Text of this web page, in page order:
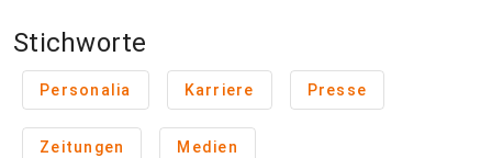
Stichworte
Personalia Karriere Presse
Zeitungen Medien